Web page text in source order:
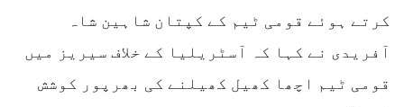
کرتے ہوئے قومی ٹیم کے کپتان شاہین شاہ
آفریدی نے کہا کہ آسٹریلیا کے خلاف سیریز میں
قومی ٹیم اچھا کھیل کھیلنے کی بھرپور کوشش